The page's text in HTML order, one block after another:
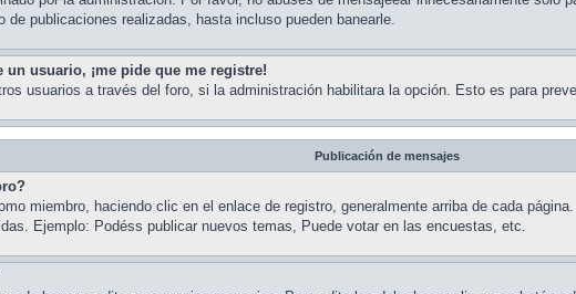
de publicaciones realizadas, hasta incluso pueden banearle.
usuario, ¡me pide que me registre!
usuarios a través del foro, si la administración habilitara la opción. Esto es para
Publicación de mensajes
miembro, haciendo clic en el enlace de registro, generalmente arriba de cada
Ejemplo: Podéss publicar nuevos temas, Puede votar en las encuestas, etc.